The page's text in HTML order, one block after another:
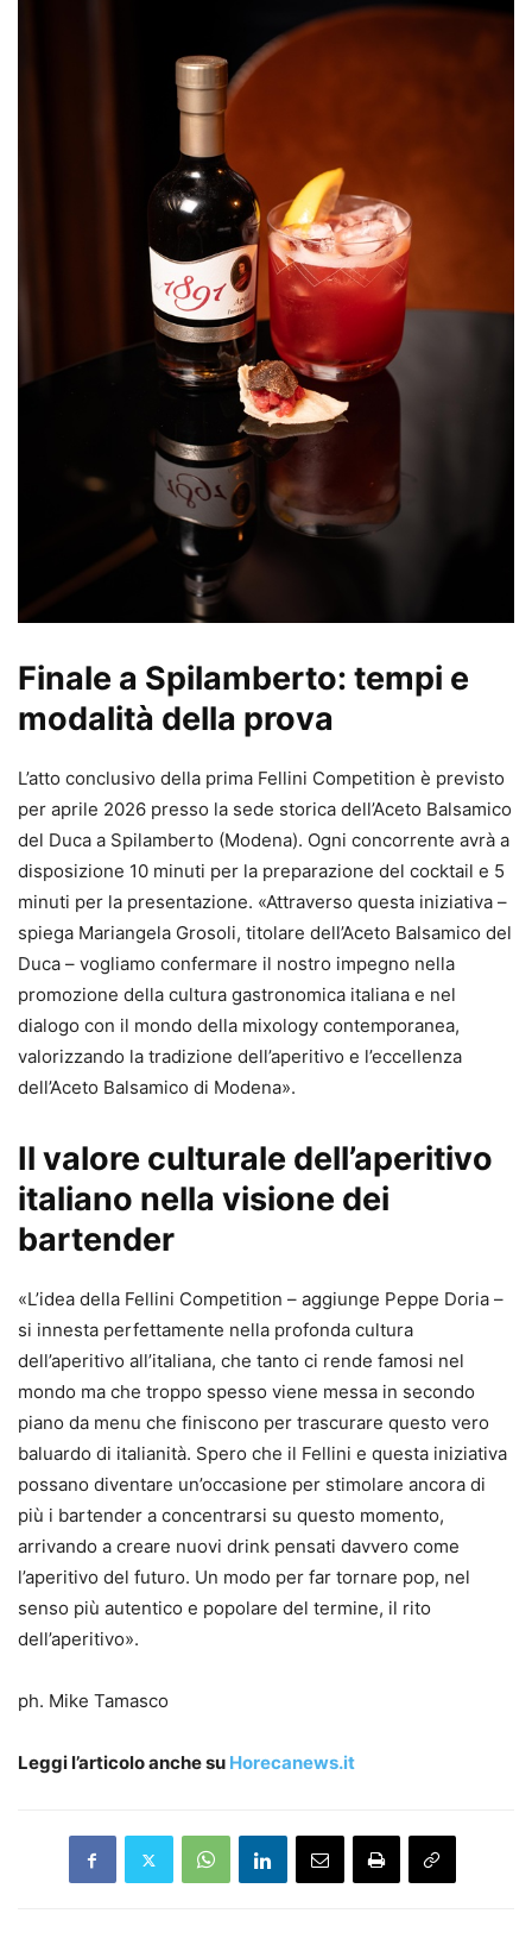
Finale a Spilamberto: tempi e
modalità della prova
L’atto conclusivo della prima Fellini Competition è previsto
per aprile 2026 presso la sede storica dell’Aceto Balsamico
del Duca a Spilamberto (Modena). Ogni concorrente avrà a
disposizione 10 minuti per la preparazione del cocktail e 5
minuti per la presentazione. «Attraverso questa iniziativa –
spiega Mariangela Grosoli, titolare dell’Aceto Balsamico del
Duca – vogliamo confermare il nostro impegno nella
promozione della cultura gastronomica italiana e nel
dialogo con il mondo della mixology contemporanea,
valorizzando la tradizione dell’aperitivo e l’eccellenza
dell’Aceto Balsamico di Modena».
Il valore culturale dell’aperitivo
italiano nella visione dei
bartender
«L’idea della Fellini Competition – aggiunge Peppe Doria –
si innesta perfettamente nella profonda cultura
dell’aperitivo all’italiana, che tanto ci rende famosi nel
mondo ma che troppo spesso viene messa in secondo
piano da menu che finiscono per trascurare questo vero
baluardo di italianità. Spero che il Fellini e questa iniziativa
possano diventare un’occasione per stimolare ancora di
più i bartender a concentrarsi su questo momento,
arrivando a creare nuovi drink pensati davvero come
l’aperitivo del futuro. Un modo per far tornare pop, nel
senso più autentico e popolare del termine, il rito
dell’aperitivo».
ph. Mike Tamasco
Leggi l’articolo anche su Horecanews.it